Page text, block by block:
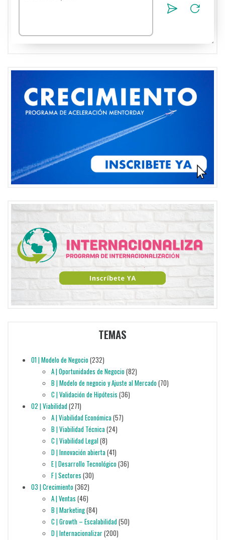
TEMAS
01 | Modelo de Negocio(232)
A | Oportunidades de Negocio(82)
B | Modelo de negocio y Ajuste al Mercado(70)
C | Validación de Hipótesis (36)
02 | Viabilidad(271)
A | Viabilidad Económica(57)
B | Viabilidad Técnica(24)
C | Viabilidad Legal(8)
D | Innovación abierta(41)
E | Desarrollo Tecnológico(36)
F | Sectores (30)
03 | Crecimiento(362)
A | Ventas (46)
B | Marketing(84)
C | Growth – Escalabilidad(50)
D | Internacionalizar(200)